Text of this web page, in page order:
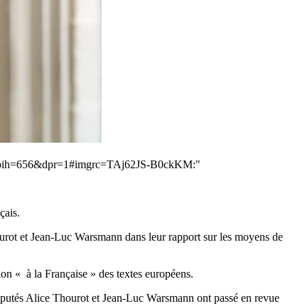
B0ckKM:"
et Jean-Luc Warsmann dans leur rapport sur les moyens de
« à la Française » des textes européens.
Alice Thourot et Jean-Luc Warsmann ont passé en revue